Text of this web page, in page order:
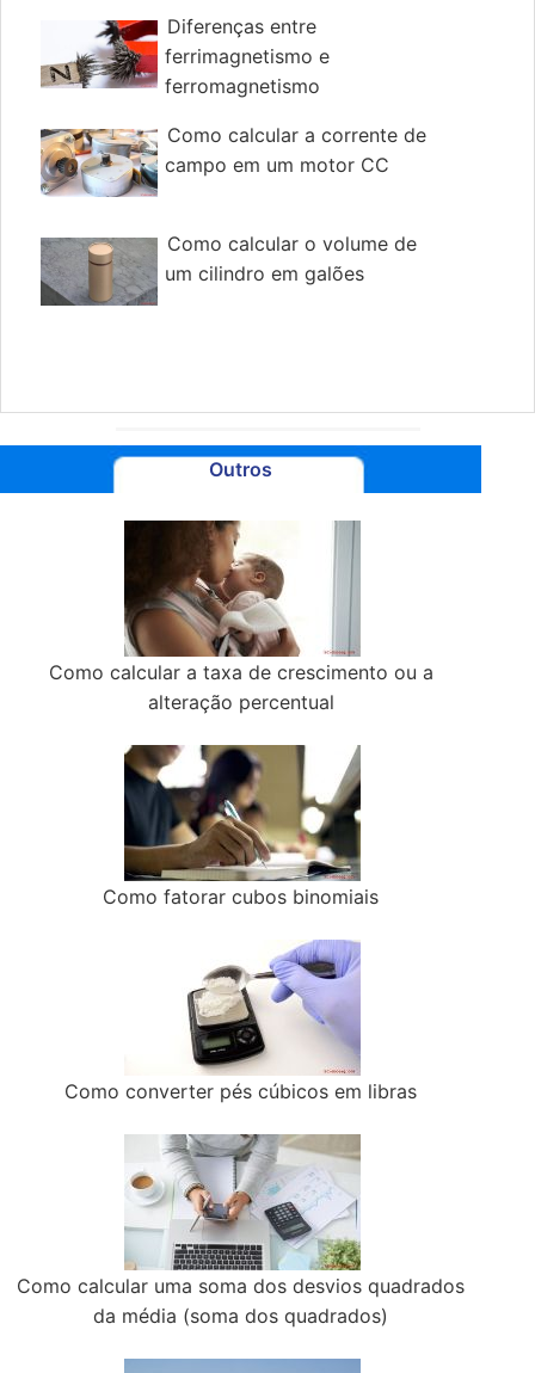
Diferenças entre
ferrimagnetismo e
ferromagnetismo
Como calcular a corrente de
campo em um motor CC
Como calcular o volume de
um cilindro em galões
Outros
Como calcular a taxa de crescimento ou a
alteração percentual
Como fatorar cubos binomiais
Como converter pés cúbicos em libras
Como calcular uma soma dos desvios quadrados
da média (soma dos quadrados)